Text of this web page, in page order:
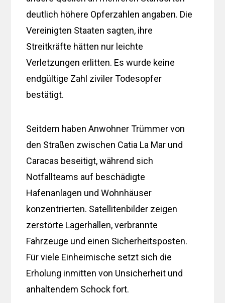
deutlich höhere Opferzahlen angaben. Die
Vereinigten Staaten sagten, ihre
Streitkräfte hätten nur leichte
Verletzungen erlitten. Es wurde keine
endgültige Zahl ziviler Todesopfer
bestätigt.
Seitdem haben Anwohner Trümmer von
den Straßen zwischen Catia La Mar und
Caracas beseitigt, während sich
Notfallteams auf beschädigte
Hafenanlagen und Wohnhäuser
konzentrierten. Satellitenbilder zeigen
zerstörte Lagerhallen, verbrannte
Fahrzeuge und einen Sicherheitsposten.
Für viele Einheimische setzt sich die
Erholung inmitten von Unsicherheit und
anhaltendem Schock fort.